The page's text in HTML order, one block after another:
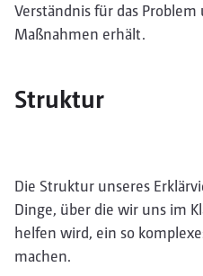
Verständnis für das
Maßnahmen erhält.
Struktur
Die Struktur unseres
Dinge, über die wir uns im
helfen wird, ein so
machen.